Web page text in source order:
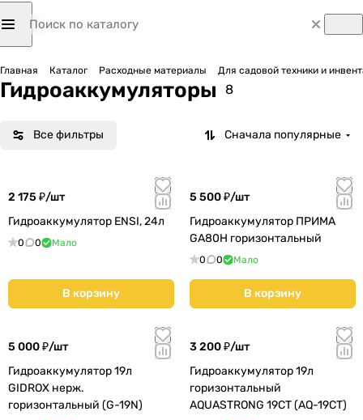
Главная Каталог Расходные материалы Для садовой техники и
Гидроаккумуляторы 8
Все фильтры Сначала популярные
2 175 ₽/шт
Гидроаккумулятор ENSI, 24л
0 0 Мало
В корзину
5 500 ₽/шт
Гидроаккумулятор ПРИМА
GA80H горизонтальный
0 0 Мало
В корзину
5 000 ₽/шт
Гидроаккумулятор 19л
GIDROX нерж.
горизонтальный (G-19N)
3 200 ₽/шт
Гидроаккумулятор 19л
горизонтальный
AQUASTRONG 19CT (AQ-19CT)